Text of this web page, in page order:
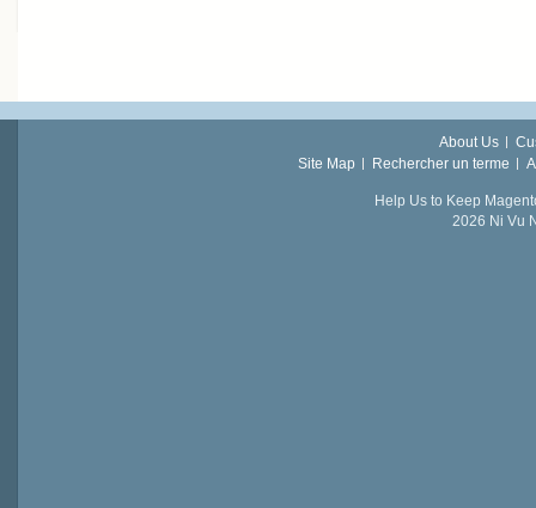
About Us
Site Map
Rechercher un terme
Help Us to Keep
2026 Ni Vu